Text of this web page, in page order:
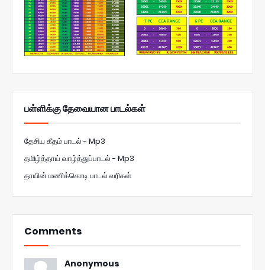
பள்ளிக்கு தேவையான பாடல்கள்
தேசிய கீதம் பாடல் - Mp3
தமிழ்த்தாய் வாழ்த்துப்பாடல் - Mp3
தாயின் மணிக்கொடி பாடல் வரிகள்
Comments
Anonymous